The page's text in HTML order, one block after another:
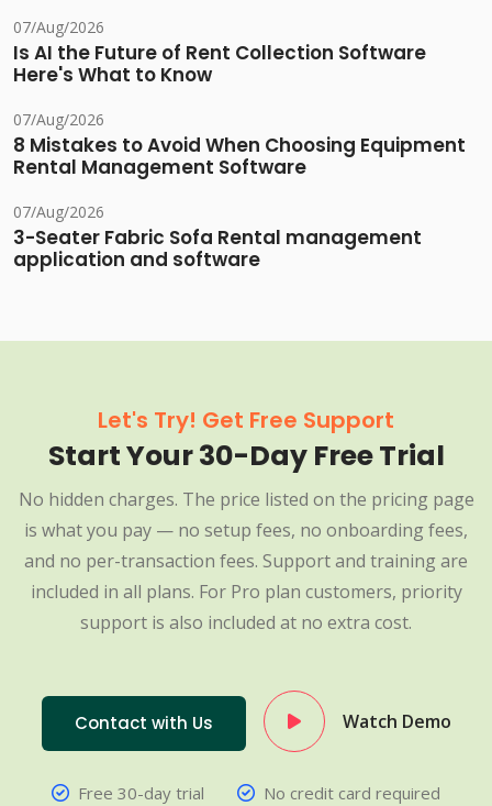
07/Aug/2026
Is AI the Future of Rent Collection Software
Here's What to Know
07/Aug/2026
8 Mistakes to Avoid When Choosing Equipment
Rental Management Software
07/Aug/2026
3-Seater Fabric Sofa Rental management
application and software
Let's Try! Get Free Support
Start Your 30-Day Free Trial
No hidden charges. The price listed on the pricing page
is what you pay — no setup fees, no onboarding fees,
and no per-transaction fees. Support and training are
included in all plans. For Pro plan customers, priority
support is also included at no extra cost.
Contact with Us Watch Demo
Free 30-day trial
No credit card required